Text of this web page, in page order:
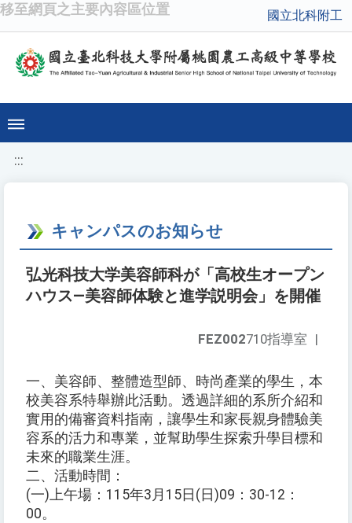
移至網頁之主要內容區位置 國立北科附工
:::
キャンパスのお知らせ
弘光科技大学美容師科が「高校生オープン
ハウス—美容師体験と進学説明会」を開催
FEZ002710指導室 |
一、美容師、整體造型師、時尚產業的學生，本
校美容系特舉辦此活動。透過詳細的系所介紹和
實用的備審資料指南，讓學生和家長親身體驗美
容系的活力和專業，並幫助學生探索升學目標和
未來的職業生涯。
二、活動時間：
(一)上午場：115年3月15日(日)09：30-12：
00。